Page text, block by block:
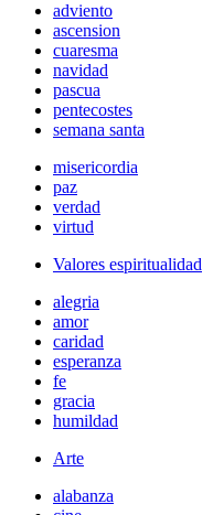
adviento
ascension
cuaresma
navidad
pascua
pentecostes
semana santa
misericordia
paz
verdad
virtud
Valores espiritualidad
alegria
amor
caridad
esperanza
fe
gracia
humildad
Arte
alabanza